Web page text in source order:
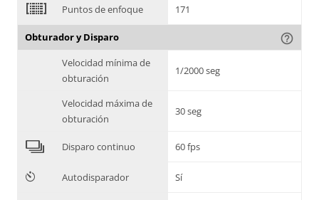
2 Puntos de enfoque 171
Obturador y Disparo help_outline
Velocidad mínima de
obturación
1/2000 seg
Velocidad máxima de
obturación
30 seg
4 Disparo continuo 60 fps
6 Autodisparador Sí